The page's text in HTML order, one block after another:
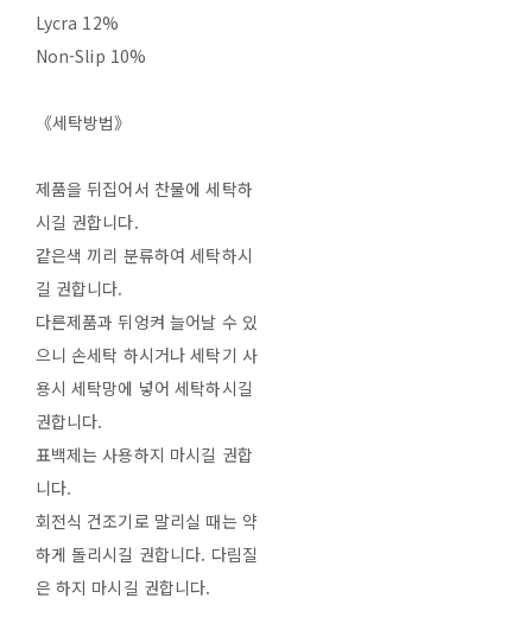
Lycra 12%
Non-Slip 10%
《세탁방법》
제품을 뒤집어서 찬물에 세탁하
시길 권합니다.
같은색 끼리 분류하여 세탁하시
길 권합니다.
다른제품과 뒤엉켜 늘어날 수 있
으니 손세탁 하시거나 세탁기 사
용시 세탁망에 넣어 세탁하시길
권합니다.
표백제는 사용하지 마시길 권합
니다.
회전식 건조기로 말리실 때는 약
하게 돌리시길 권합니다. 다림질
은 하지 마시길 권합니다.